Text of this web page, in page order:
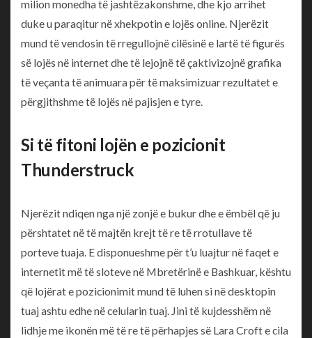
milion monedha të jashtëzakonshme, dhe kjo arrihet
duke u paraqitur në xhekpotin e lojës online. Njerëzit
mund të vendosin të rregullojnë cilësinë e lartë të figurës
së lojës në internet dhe të lejojnë të çaktivizojnë grafika
të veçanta të animuara për të maksimizuar rezultatet e
përgjithshme të lojës në pajisjen e tyre.
Si të fitoni lojën e pozicionit
Thunderstruck
Njerëzit ndiqen nga një zonjë e bukur dhe e ëmbël që ju
përshtatet në të majtën krejt të re të rrotullave të
porteve tuaja. E disponueshme për t’u luajtur në faqet e
internetit më të sloteve në Mbretërinë e Bashkuar, kështu
që lojërat e pozicionimit mund të luhen si në desktopin
tuaj ashtu edhe në celularin tuaj. Jini të kujdesshëm në
lidhje me ikonën më të re të përhapjes së Lara Croft e cila